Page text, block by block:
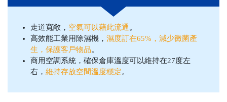
走道寬敞， 空氣可以藉此流通 。
高效能工業用除濕機， 濕度訂在65%，減少黴菌產
生，保護客戶物品。
商用空調系統，確保倉庫溫度可以維持在27度左
右， 維持存放空間溫度穩定。